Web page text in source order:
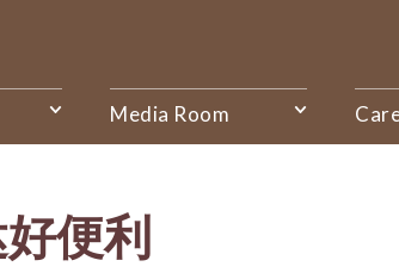
Media Room
便利